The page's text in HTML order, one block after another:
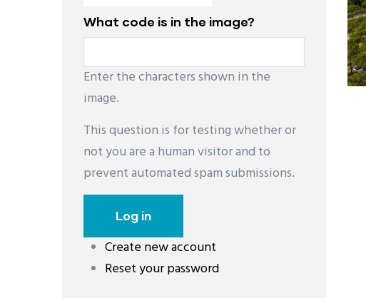
Camping de 4 estrellas en el pueblo medieval de Pals,
Situado a 5 minutos de una de las playas más extensas de
camping de 4 estrellas Cypsela Resort invita a sumergirse
belleza del litoral catalán. Desde el pueblo medieval de
What code is in the image?
Enter the characters shown in the
image.
This question is for testing whether or
not you are a human visitor and to
prevent automated spam submissions.
Create new account
Reset your password
레딧 다운로드coloring pages printable